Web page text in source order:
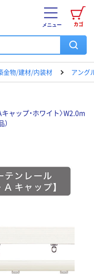
カゴ
メニュー
金物/建材/内装材 アング
ャップ・ホワイト〉W2.0m